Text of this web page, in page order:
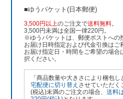
■ゆうパケット(日本郵便)
3,500円以上のご注文で送料無料。
3,500円未満は全国一律220円。
※ゆうパケットは、郵便ポストへの
お届け日時指定および代金引換はご
お届け指定日・時間をご希望の場合
択ください。
「商品数量や大きさにより梱包し
宅配便に切り替え させていただく
(税込)未満のご注文の場合、送料